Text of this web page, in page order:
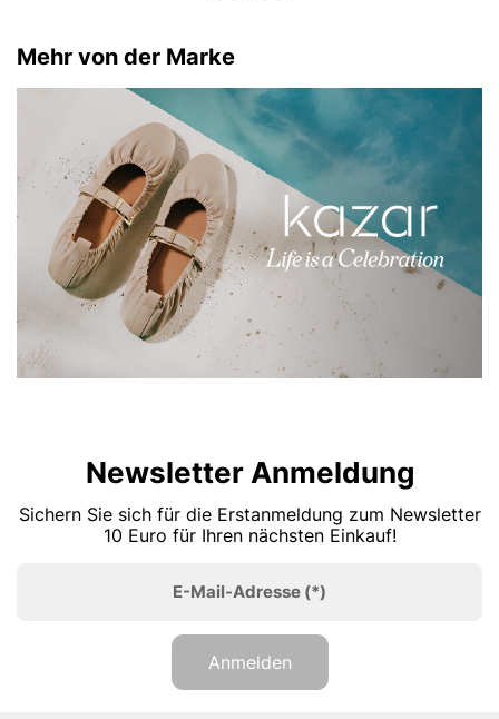
Mehr von der Marke
Newsletter Anmeldung
Sichern Sie sich für die Erstanmeldung zum Newsletter
10 Euro für Ihren nächsten Einkauf!
E-Mail-Adresse (*)
Anmelden